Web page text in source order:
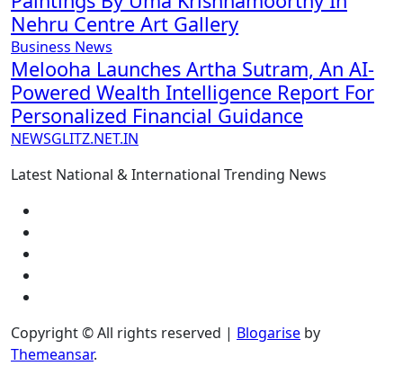
Nehru Centre Art Gallery
Business News
Melooha Launches Artha Sutram, An AI-
Powered Wealth Intelligence Report For
Personalized Financial Guidance
NEWSGLITZ.NET.IN
Latest National & International Trending News
Copyright © All rights reserved | Blogarise by
Themeansar.